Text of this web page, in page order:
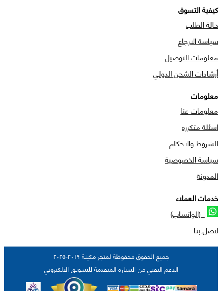
كيفية التسوق
حالة الطلب
سياسة الارجاع
معلومات التوصيل
أرشادات الشحن الدولي
معلومات
معلومات عنا
اسئلة متكرره
الشروط والاحكام
سياسة الخصوصية
المدونة
خدمات العملاء
(الواتساب)
اتصل بنا
جميع الحقوق محفوظة لمتجر مكينة ٢٠١٩-٢٠٢٥
الدعم التقني من السيارة المتقدمة للتسويق الالكتروني